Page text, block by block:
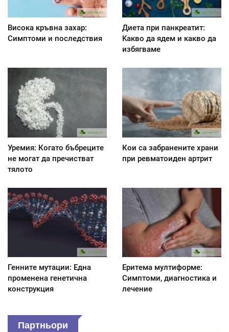
Висока кръвна захар:
Симптоми и последствия
Диета при панкреатит:
Kакво да ядем и какво да
избягваме
Уремия: Когато бъбреците
не могат да пречистват
тялото
Кои са забранените храни
при ревматоиден артрит
Генните мутации: Една
променена генетична
конструкция
Еритема мултиформе:
Симптоми, диагностика и
лечение
Партньори